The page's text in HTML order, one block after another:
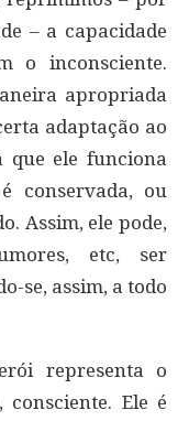
– a capacidade
o inconsciente.
apropriada
adaptação ao
que ele funciona
conservada, ou
Assim, ele pode,
etc, ser
se, assim, a todo
representa o
Ele é